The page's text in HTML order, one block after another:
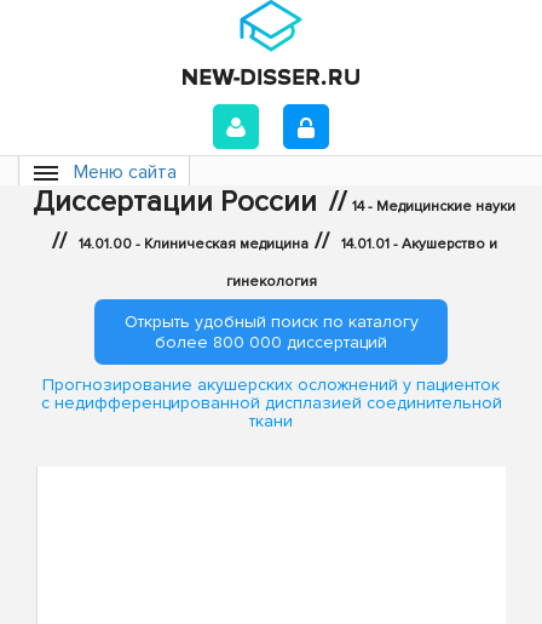
Меню сайта
Диссертации России // 14 - Медицинские науки
// 14.01.00 - Клиническая медицина // 14.01.01 - Акушерство и
гинекология
Открыть удобный поиск по каталогу
более 800 000 диссертаций
Прогнозирование акушерских осложнений у пациенток
с недифференцированной дисплазией соединительной
ткани